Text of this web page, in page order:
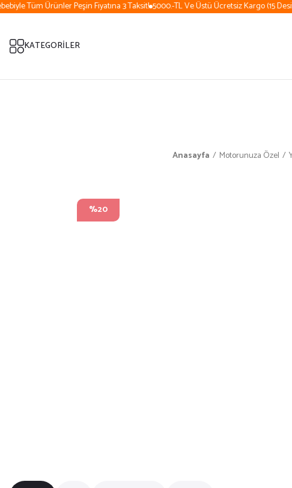
Tüm Ürünler Peşin Fiyatına 3 Taksit! 5000.-TL Ve Üstü Ücretsiz Kargo (15
KATEGORİLER
Anasayfa Motorunuza Özel
%20